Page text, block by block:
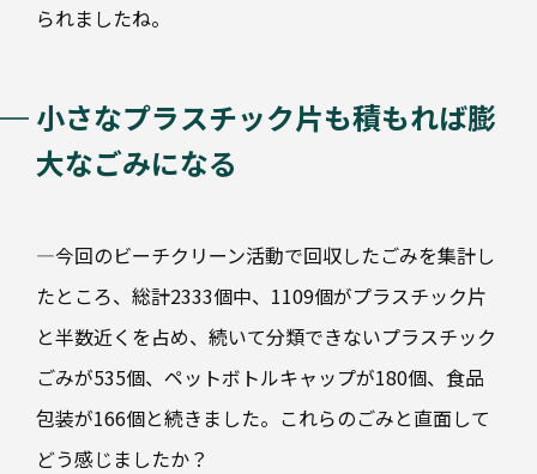
られましたね。
小さなプラスチック片も積もれば膨
大なごみになる
—今回のビーチクリーン活動で回収したごみを集計し
たところ、総計2333個中、1109個がプラスチック片
と半数近くを占め、続いて分類できないプラスチック
ごみが535個、ペットボトルキャップが180個、食品
包装が166個と続きました。これらのごみと直面して
どう感じましたか？